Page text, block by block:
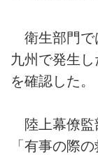
衛生部門で
九州で発生
を確認した。
陸上幕僚監
「有事の際